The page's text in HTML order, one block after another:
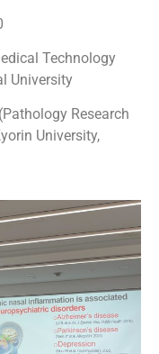
Technology
University
Research
University,